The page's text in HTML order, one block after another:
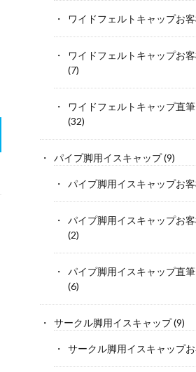
ワイドフェルトキャップお
ワイドフェルトキャップお
(7)
ワイドフェルトキャップ直
(32)
パイプ脚用イスキャップ(9)
パイプ脚用イスキャップお
パイプ脚用イスキャップお
(2)
パイプ脚用イスキャップ直
(6)
サークル脚用イスキャップ(9)
サークル脚用イスキャップ